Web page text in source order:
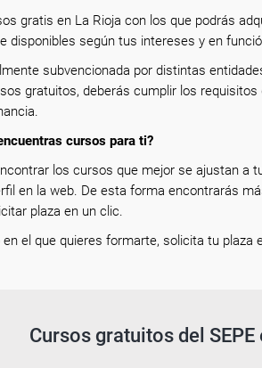
gratis en La Rioja con los que podrás
disponibles según tus intereses y en
subvencionada por distintas
gratuitos, deberás cumplir los
cursos para ti?
los cursos que mejor se ajustan a
en la web. De esta forma encontrarás
plaza en un clic.
en el que quieres formarte, solicita tu plaza
Cursos gratuitos del SEPE